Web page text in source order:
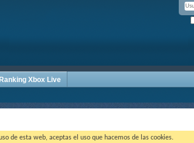
Ranking Xbox Live
de esta web, aceptas el uso que hacemos de las cookies.